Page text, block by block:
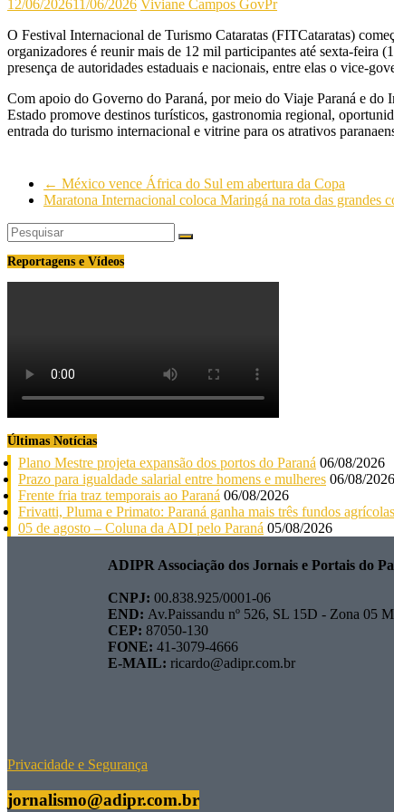
12/06/202611/06/2026 Viviane Campos GovPr
O Festival Internacional de Turismo Cataratas (FITCataratas)
organizadores é reunir mais de 12 mil participantes até sexta-feira
presença de autoridades estaduais e nacionais, entre elas o vice-
Com apoio do Governo do Paraná, por meio do Viaje Paraná e do
Estado promove destinos turísticos, gastronomia regional,
entrada do turismo internacional e vitrine para os atrativos
← México vence África do Sul em abertura da Copa
Maratona Internacional coloca Maringá na rota das grandes
Reportagens e Vídeos
Últimas Notícias
Plano Mestre projeta expansão dos portos do Paraná 06/08/2026
Prazo para igualdade salarial entre homens e mulheres 06/08/2026
Frente fria traz temporais ao Paraná 06/08/2026
Frivatti, Pluma e Primato: Paraná ganha mais três fundos
05 de agosto – Coluna da ADI pelo Paraná 05/08/2026
ADIPR Associação dos Jornais e Portais do
CNPJ: 00.838.925/0001-06
END: Av.Paissandu nº 526, SL 15D - Zona 05
CEP: 87050-130
FONE: 41-3079-4666
E-MAIL: ricardo@adipr.com.br
Privacidade e Segurança
jornalismo@adipr.com.br